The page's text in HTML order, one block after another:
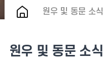
원우 및 동문 소식
원우 및 동문 소식